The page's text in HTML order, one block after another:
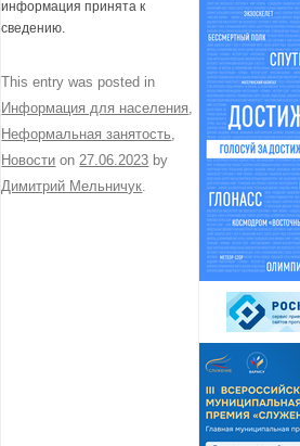
информация принята к
сведению.
This entry was posted in
Информация для населения
Неформальная занятость
Новости on 27.06.2023 by
Димитрий Мельничук